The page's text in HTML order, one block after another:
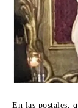
En las postales,